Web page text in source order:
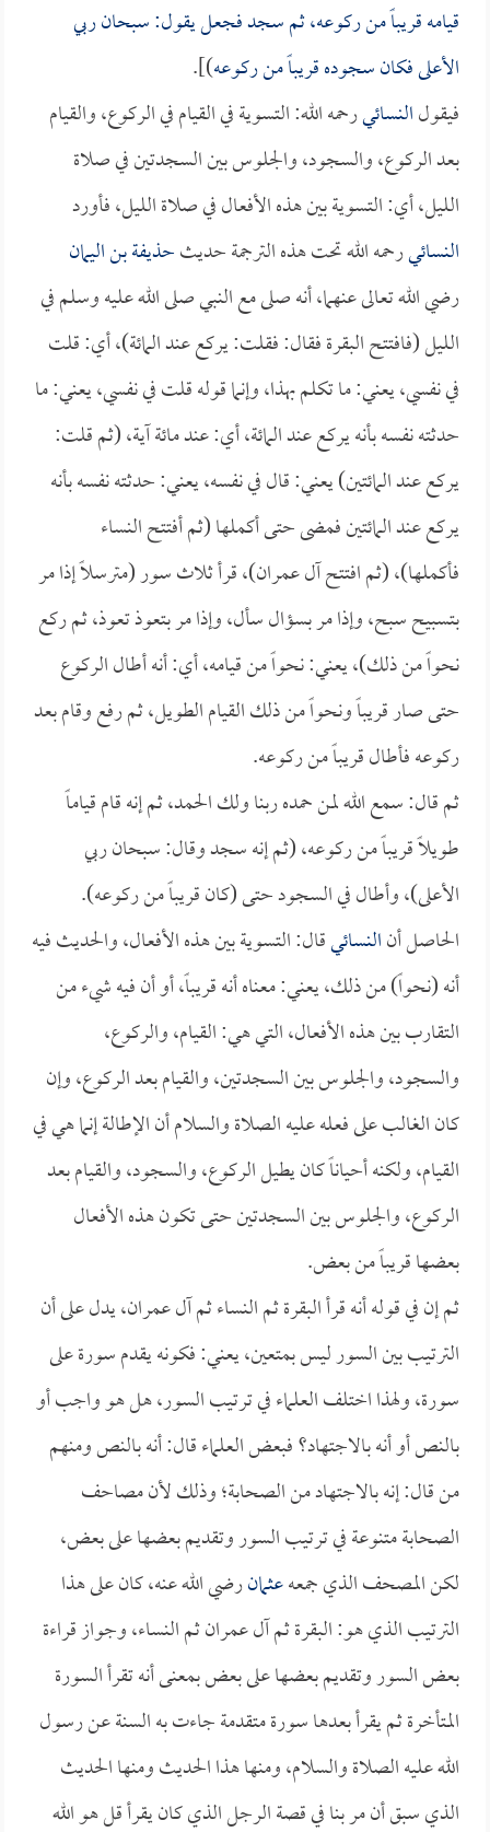
قيامه قريباً من ركوعه، ثم سجد فجعل يقول: سبحان ربي
الأعلى فكان سجوده قريباً من ركوعه)].
فيقولالنسائيرحمه الله: التسوية في القيام في الركوع، والقيام
بعد الركوع، والسجود، والجلوس بين السجدتين في صلاة
الليل، أي: التسوية بين هذه الأفعال في صلاة الليل، فأورد
النسائيرحمه الله تحت هذه الترجمة حديثحذيفة بن اليمان
رضي الله تعالى عنهما، أنه صلى مع النبي صلى الله عليه وسلم في
الليل (فافتتح البقرة فقال: فقلت: يركع عند المائة)، أي: قلت
في نفسي، يعني: ما تكلم بهذا، وإنما قوله قلت في نفسي، يعني: ما
حدثته نفسه بأنه يركع عند المائة، أي: عند مائة آية، (ثم قلت:
يركع عند المائتين) يعني: قال في نفسه، يعني: حدثته نفسه بأنه
يركع عند المائتين فمضى حتى أكملها (ثم أفتتح النساء
فأكملها)، (ثم افتتح آل عمران)، قرأ ثلاث سور (مترسلاً إذا مر
بتسبيح سبح، وإذا مر بسؤال سأل، وإذا مر بتعوذ تعوذ، ثم ركع
نحواً من ذلك)، يعني: نحواً من قيامه، أي: أنه أطال الركوع
حتى صار قريباً ونحواً من ذلك القيام الطويل، ثم رفع وقام بعد
ركوعه فأطال قريباً من ركوعه.
ثم قال: سمع الله لمن حمده ربنا ولك الحمد، ثم إنه قام قياماً
طويلاً قريباً من ركوعه، (ثم إنه سجد وقال: سبحان ربي
الأعلى)، وأطال في السجود حتى (كان قريباً من ركوعه).
الحاصل أنالنسائيقال: التسوية بين هذه الأفعال، والحديث فيه
أنه (نحواً) من ذلك، يعني: معناه أنه قريباً، أو أن فيه شيء من
التقارب بين هذه الأفعال، التي هي: القيام، والركوع،
والسجود، والجلوس بين السجدتين، والقيام بعد الركوع، وإن
كان الغالب على فعله عليه الصلاة والسلام أن الإطالة إنما هي في
القيام، ولكنه أحياناً كان يطيل الركوع، والسجود، والقيام بعد
الركوع، والجلوس بين السجدتين حتى تكون هذه الأفعال
بعضها قريباً من بعض.
ثم إن في قوله أنه قرأ البقرة ثم النساء ثم آل عمران، يدل على أن
الترتيب بين السور ليس بمتعين، يعني: فكونه يقدم سورة على
سورة، ولهذا اختلف العلماء في ترتيب السور، هل هو واجب أو
بالنص أو أنه بالاجتهاد؟ فبعض العلماء قال: أنه بالنص ومنهم
من قال: إنه بالاجتهاد من الصحابة؛ وذلك لأن مصاحف
الصحابة متنوعة في ترتيب السور وتقديم بعضها على بعض،
لكن المصحف الذي جمعهعثمانرضي الله عنه، كان على هذا
الترتيب الذي هو: البقرة ثم آل عمران ثم النساء، وجواز قراءة
بعض السور وتقديم بعضها على بعض بمعنى أنه تقرأ السورة
المتأخرة ثم يقرأ بعدها سورة متقدمة جاءت به السنة عن رسول
الله عليه الصلاة والسلام، ومنها هذا الحديث ومنها الحديث
الذي سبق أن مر بنا في قصة الرجل الذي كان يقرأ قل هو الله